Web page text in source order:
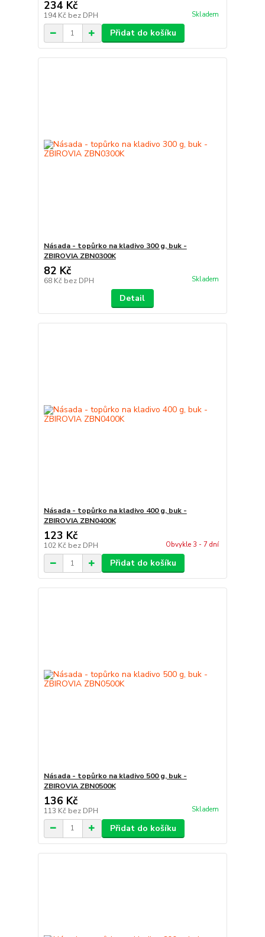
234 Kč
194 Kč bez DPH Skladem
Přidat do košíku
Násada - topůrko na kladivo 300 g, buk -
ZBIROVIA ZBN0300K
82 Kč
68 Kč bez DPH Skladem
Detail
Násada - topůrko na kladivo 400 g, buk -
ZBIROVIA ZBN0400K
123 Kč
102 Kč bez DPH Obvykle 3 - 7 dní
Přidat do košíku
Násada - topůrko na kladivo 500 g, buk -
ZBIROVIA ZBN0500K
136 Kč
113 Kč bez DPH Skladem
Přidat do košíku